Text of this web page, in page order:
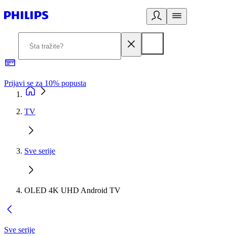
Prijavi se za 10% popusta
TV
Sve serije
OLED 4K UHD Android TV
Sve serije